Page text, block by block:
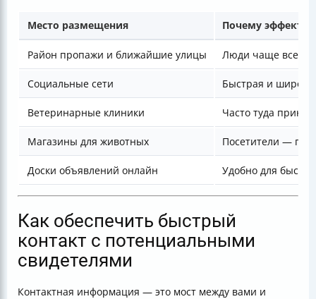
Место размещения Почему
Район пропажи и ближайшие улицы Люди чаще всего
Социальные сети Быстрая и
Ветеринарные клиники Часто туда
Магазины для животных Посетители —
Доски объявлений онлайн Удобно для
Как обеспечить быстрый
контакт с потенциальными
свидетелями
Контактная информация — это мост между вами и